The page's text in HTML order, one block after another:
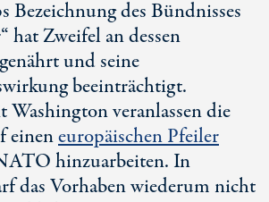
Bezeichnung des Bündnisses
hat Zweifel an dessen
und seine
beeinträchtigt.
veranlassen die
eineneuropäischen Pfeiler
hinzuarbeiten. In
das Vorhaben wiederum nicht